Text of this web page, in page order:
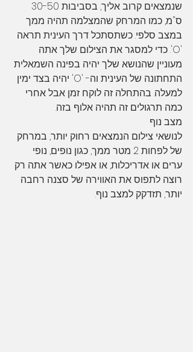
ס"מ, כמו המרחק שהמצלמה תהיה ממך
במצב סלפי. כשתסתכל דרך העינית תראה
'O'. כדי למסגר את הצילום שלך אתה
מעוניין שהנושא שלך יהיה בפינה השמאלית
התחתונה של העינית וה- 'O' יהיה בצד ימין
למעלה. בהתחלה זה לוקח זמן אבל אחרי
כמה תרגולים זה תהיה אלוף בזה.
מצב נוף
לנושאי צילום הנמצאים רחוק יותר, במרחק
של לפחות 2 מטר ממך, כגון נופים, נופי
ערים או אדריכלות, או אפילו כאשר אתה רק
רוצה לתפוס את האווירה של סצנה רחבה
יותר, תזדקק למצב נוף.